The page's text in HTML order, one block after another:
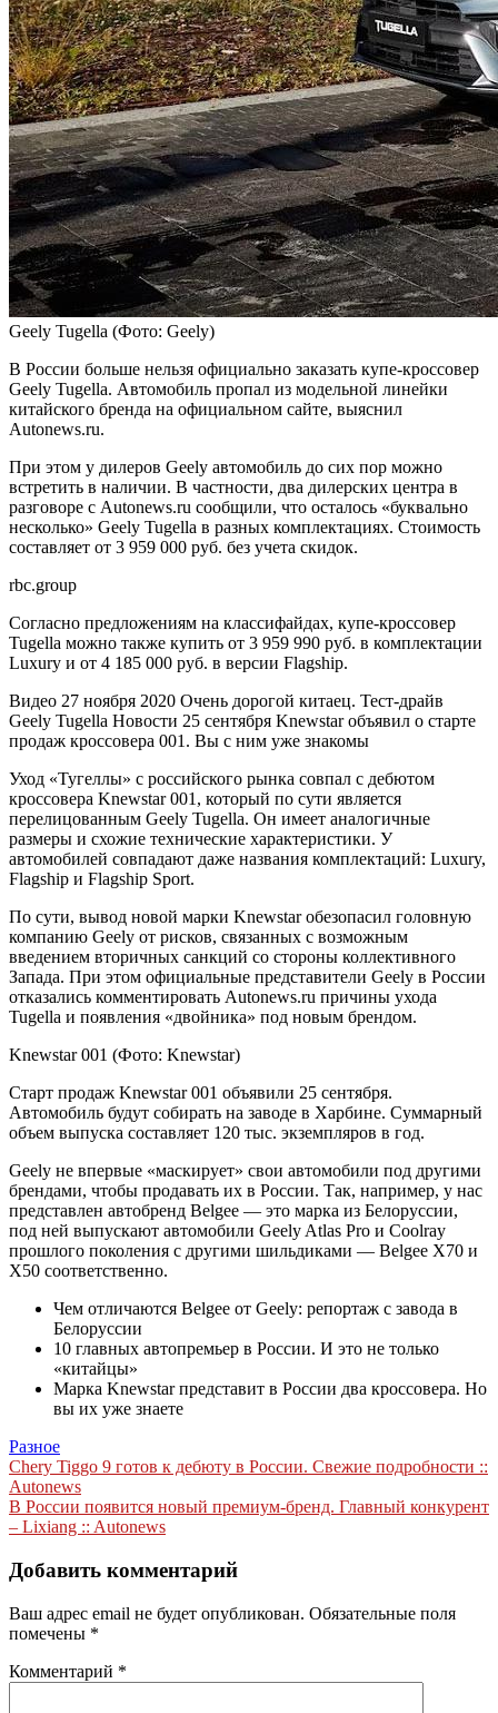
Geely Tugella (Фото: Geely)
В России больше нельзя официально заказать купе-кроссовер
Geely Tugella. Автомобиль пропал из модельной линейки
китайского бренда на официальном сайте, выяснил
Autonews.ru.
При этом у дилеров Geely автомобиль до сих пор можно
встретить в наличии. В частности, два дилерских центра в
разговоре с Autonews.ru сообщили, что осталось «буквально
несколько» Geely Tugella в разных комплектациях. Стоимость
составляет от 3 959 000 руб. без учета скидок.
rbc.group
Согласно предложениям на классифайдах, купе-кроссовер
Tugella можно также купить от 3 959 990 руб. в комплектации
Luxury и от 4 185 000 руб. в версии Flagship.
Видео 27 ноября 2020 Очень дорогой китаец. Тест-драйв
Geely Tugella Новости 25 сентября Knewstar объявил о старте
продаж кроссовера 001. Вы с ним уже знакомы
Уход «Тугеллы» с российского рынка совпал с дебютом
кроссовера Knewstar 001, который по сути является
перелицованным Geely Tugella. Он имеет аналогичные
размеры и схожие технические характеристики. У
автомобилей совпадают даже названия комплектаций: Luxury,
Flagship и Flagship Sport.
По сути, вывод новой марки Knewstar обезопасил головную
компанию Geely от рисков, связанных с возможным
введением вторичных санкций со стороны коллективного
Запада. При этом официальные представители Geely в России
отказались комментировать Autonews.ru причины ухода
Tugella и появления «двойника» под новым брендом.
Knewstar 001 (Фото: Knewstar)
Старт продаж Knewstar 001 объявили 25 сентября.
Автомобиль будут собирать на заводе в Харбине. Суммарный
объем выпуска составляет 120 тыс. экземпляров в год.
Geely не впервые «маскирует» свои автомобили под другими
брендами, чтобы продавать их в России. Так, например, у нас
представлен автобренд Belgee — это марка из Белоруссии,
под ней выпускают автомобили Geely Atlas Pro и Coolray
прошлого поколения с другими шильдиками — Belgee X70 и
X50 соответственно.
Чем отличаются Belgee от Geely: репортаж с завода в
Белоруссии
10 главных автопремьер в России. И это не только
«китайцы»
Марка Knewstar представит в России два кроссовера. Но
вы их уже знаете
Разное
Навигация
по
записям
Chery Tiggo 9 готов к дебюту в России. Свежие подробности ::
Autonews
В России появится новый премиум-бренд. Главный конкурент
– Lixiang :: Autonews
Добавить комментарий
Ваш адрес email не будет опубликован. Обязательные поля
помечены *
Комментарий *